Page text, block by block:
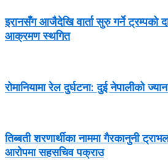
इरानसँग आजैदेखि वार्ता सुरु गर्ने ट्रम्पको
आक्रमण स्थगित
रोमानियामा रेल दुर्घटना: दुई नेपालीको
तिब्बती शरणार्थीका नाममा गैरकानुनी
आरोपमा सहसचिव पक्राउ